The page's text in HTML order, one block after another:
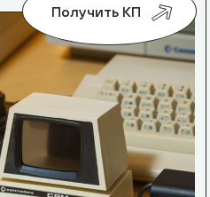
Получить КП